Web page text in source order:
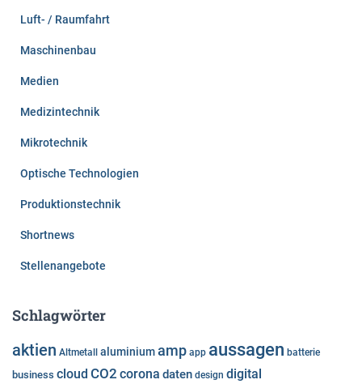
Luft- / Raumfahrt
Maschinenbau
Medien
Medizintechnik
Mikrotechnik
Optische Technologien
Produktionstechnik
Shortnews
Stellenangebote
Schlagwörter
aktien Altmetall aluminiumamp app aussagen batterie
business cloud CO2 corona daten design digital